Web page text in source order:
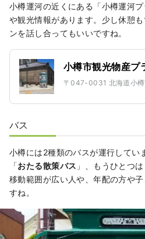
小樽運河の近くにある「小樽運河
や観光情報があります。少し休憩
ンを話し合ってもいいですね。
小樽市観光物産プ
〒047-0031 北海道小樽
バス
小樽には2種類のバスが運行してい
「おたる散策バス 」、もうひとつ
移動範囲が広い人や、年配の方や
すね。